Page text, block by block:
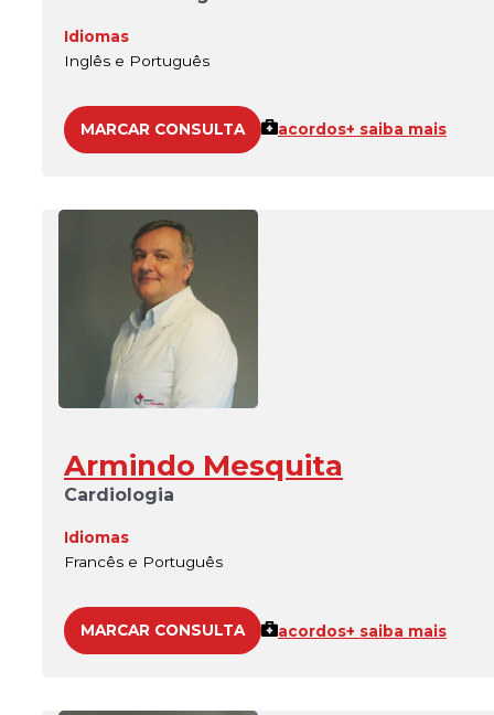
Idiomas
Inglês e Português
MARCAR CONSULTA acordos+ saiba mais
Armindo Mesquita
Cardiologia
Idiomas
Francês e Português
MARCAR CONSULTA acordos+ saiba mais